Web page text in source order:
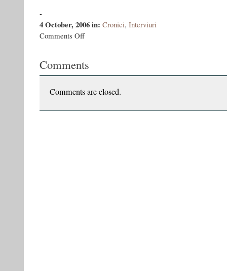
-
4 October, 2006in: Cronici, Interviuri
Comments Offon
interesează
Comments
Comments are closed.